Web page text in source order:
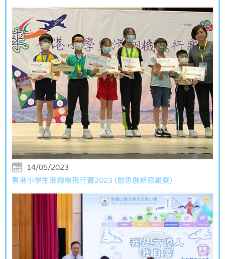
14/05/2023
香港小學生滑翔機飛行賽2023 (創思創新思維獎)